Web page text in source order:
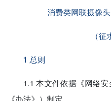
消费类网联摄像
（征
1 总则
1.1 本文件依据《网络
《办法》）制定。